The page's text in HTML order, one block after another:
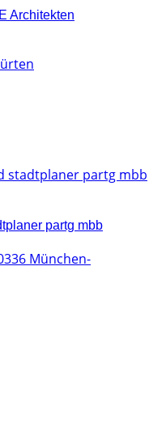
Architekten
partg mbb
München-